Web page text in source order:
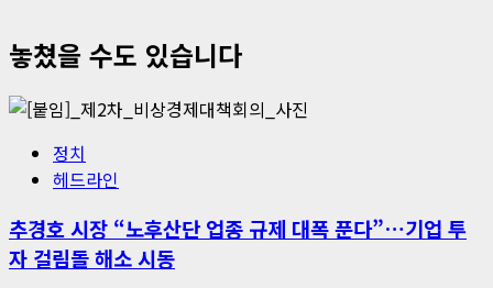
놓쳤을 수도 있습니다
정치
헤드라인
추경호 시장 “노후산단 업종 규제 대폭 푼다”…기업 투
자 걸림돌 해소 시동